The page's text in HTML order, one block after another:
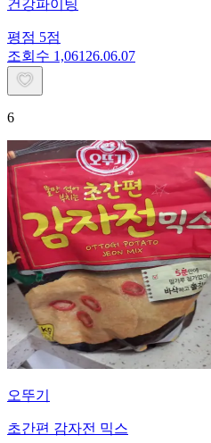
건강파이팅
평점 5점
조회수 1,061 26.06.07
6
오뚜기
초간편 감자전 믹스